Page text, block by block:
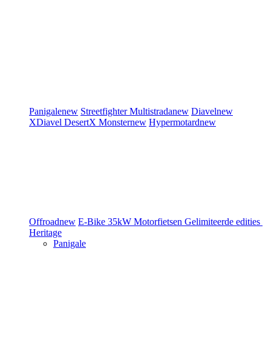
Panigalenew StreetfighterMultistradanew Diavelnew
XDiavel DesertX Monsternew Hypermotardnew
Offroadnew E-Bike 35kW Motorfietsen Gelimiteerde edities
Heritage
Panigale